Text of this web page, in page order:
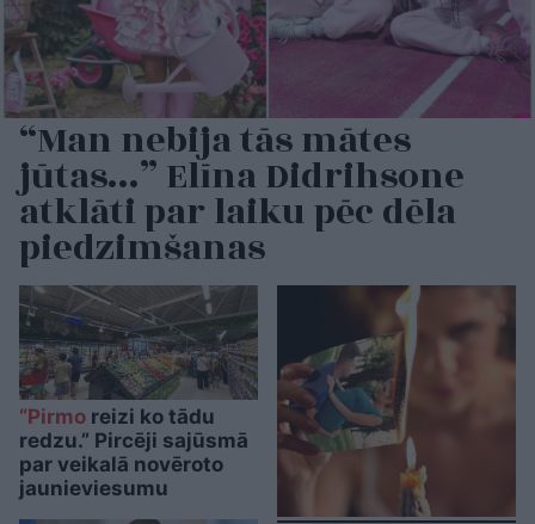
“Man nebija tās mātes
jūtas…” Elīna Didrihsone
atklāti par laiku pēc dēla
piedzimšanas
“Pirmo reizi ko tādu
redzu.” Pircēji sajūsmā
par veikalā novēroto
jaunieviesumu